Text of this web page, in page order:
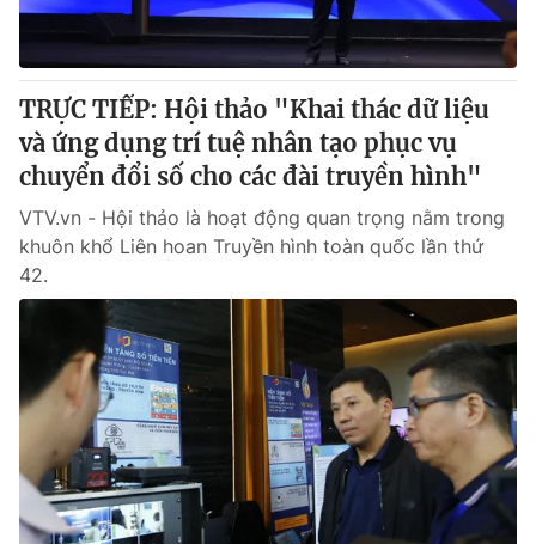
TRỰC TIẾP: Hội thảo "Khai thác dữ liệu
và ứng dụng trí tuệ nhân tạo phục vụ
chuyển đổi số cho các đài truyền hình"
VTV.vn - Hội thảo là hoạt động quan trọng nằm trong
khuôn khổ Liên hoan Truyền hình toàn quốc lần thứ
42.